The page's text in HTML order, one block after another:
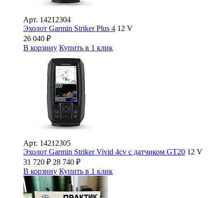
Арт. 14212304
Эхолот Garmin Striker Plus 4 12 V
26 040 ₽
В корзину Купить в 1 клик
Арт. 14212305
Эхолот Garmin Striker Vivid 4cv с датчиком GT20 12 V
31 720 ₽ 28 740 ₽
В корзину Купить в 1 клик